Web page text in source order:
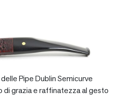
Pipe Dublin Semicurve
di grazia e raffinatezza al gesto